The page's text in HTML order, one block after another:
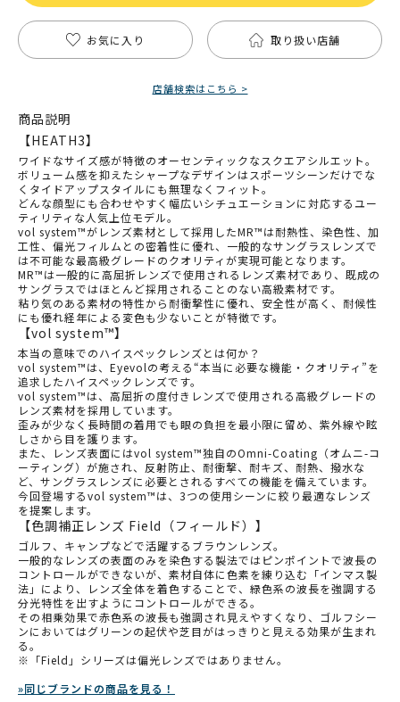
お気に入り 取り扱い店舗
店舗検索はこちら >
商品説明
【HEATH3】
ワイドなサイズ感が特徴のオーセンティックなスクエアシルエット。
ボリューム感を抑えたシャープなデザインはスポーツシーンだけでな
くタイドアップスタイルにも無理なくフィット。
どんな顔型にも合わせやすく幅広いシチュエーションに対応するユー
ティリティな人気上位モデル。
vol system™がレンズ素材として採用したMR™は耐熱性、染色性、加
工性、偏光フィルムとの密着性に優れ、一般的なサングラスレンズで
は不可能な最高級グレードのクオリティが実現可能となります。
MR™は一般的に高屈折レンズで使用されるレンズ素材であり、既成の
サングラスではほとんど採用されることのない高級素材です。
粘り気のある素材の特性から耐衝撃性に優れ、安全性が高く、耐候性
にも優れ経年による変色も少ないことが特徴です。
【vol system™】
本当の意味でのハイスペックレンズとは何か？
vol system™は、Eyevolの考える“本当に必要な機能・クオリティ”を
追求したハイスペックレンズです。
vol system™は、高屈折の度付きレンズで使用される高級グレードの
レンズ素材を採用しています。
歪みが少なく長時間の着用でも眼の負担を最小限に留め、紫外線や眩
しさから目を護ります。
また、レンズ表面にはvol system™独自のOmni-Coating（オムニ-コ
ーティング）が施され、反射防止、耐衝撃、耐キズ、耐熱、撥水な
ど、サングラスレンズに必要とされるすべての機能を備えています。
今回登場するvol system™は、3つの使用シーンに絞り最適なレンズ
を提案します。
【色調補正レンズ Field（フィールド）】
ゴルフ、キャンプなどで活躍するブラウンレンズ。
一般的なレンズの表面のみを染色する製法ではピンポイントで波長の
コントロールができないが、素材自体に色素を練り込む「インマス製
法」により、レンズ全体を着色することで、緑色系の波長を強調する
分光特性を出すようにコントロールができる。
その相乗効果で赤色系の波長も強調され見えやすくなり、ゴルフシー
ンにおいてはグリーンの起伏や芝目がはっきりと見える効果が生まれ
る。
※「Field」シリーズは偏光レンズではありません。
»同じブランドの商品を見る！